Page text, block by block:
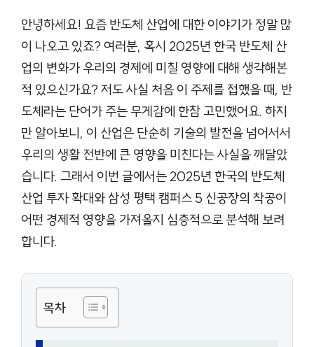
안녕하세요! 요즘 반도체 산업에 대한 이야기가 정말 많
이 나오고 있죠? 여러분, 혹시 2025년 한국 반도체 산
업의 변화가 우리의 경제에 미칠 영향에 대해 생각해본
적 있으신가요? 저도 사실 처음 이 주제를 접했을 때, 반
도체라는 단어가 주는 무게감에 한참 고민했어요. 하지
만 알아보니, 이 산업은 단순히 기술의 발전을 넘어서서
우리의 생활 전반에 큰 영향을 미친다는 사실을 깨달았
습니다. 그래서 이번 글에서는 2025년 한국의 반도체
산업 투자 확대와 삼성 평택 캠퍼스 5 신공장의 착공이
어떤 경제적 영향을 가져올지 심층적으로 분석해 보려
합니다.
목차